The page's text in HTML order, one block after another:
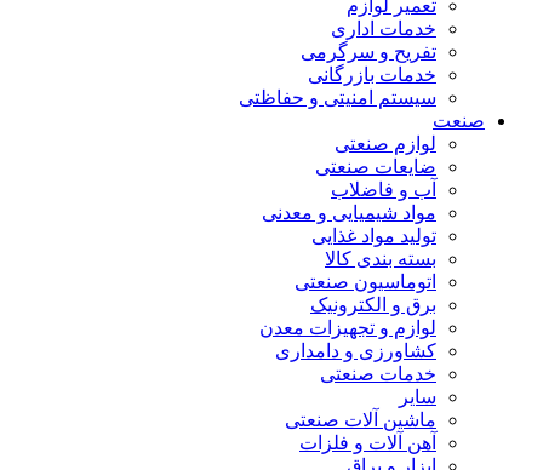
تعمیر لوازم
خدمات اداری
تفریح و سرگرمی
خدمات بازرگانی
سیستم امنیتی و حفاظتی
صنعت
لوازم صنعتی
ضایعات صنعتی
آب و فاضلاب
مواد شیمیایی و معدنی
تولید مواد غذایی
بسته بندی کالا
اتوماسیون صنعتی
برق و الکترونیک
لوازم و تجهیزات معدن
کشاورزی و دامداری
خدمات صنعتی
سایر
ماشین آلات صنعتی
آهن آلات و فلزات